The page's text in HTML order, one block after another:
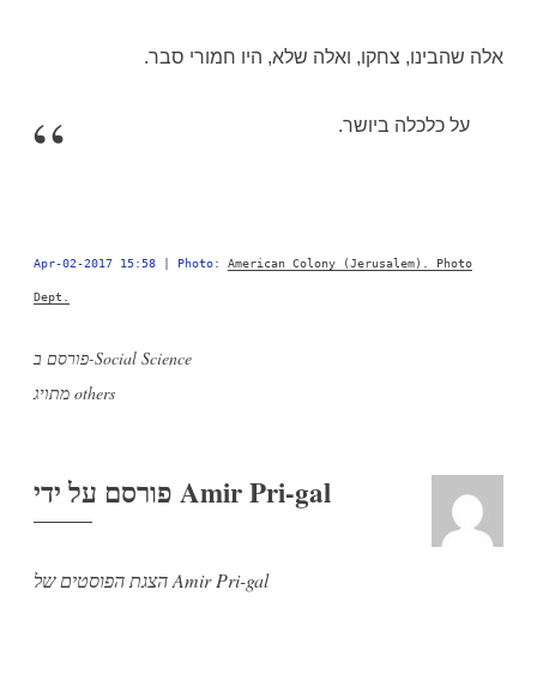
אלה שהבינו, צחקו, ואלה שלא, היו חמורי סבר.
על כלכלה ביושר.
Apr-02-2017 15:58 | Photo: American Colony (Jerusalem). Photo
Dept.
פורסם ב-Social Science
others
Amir Pri-gal
הצגת הפוסטים של Amir Pri-gal